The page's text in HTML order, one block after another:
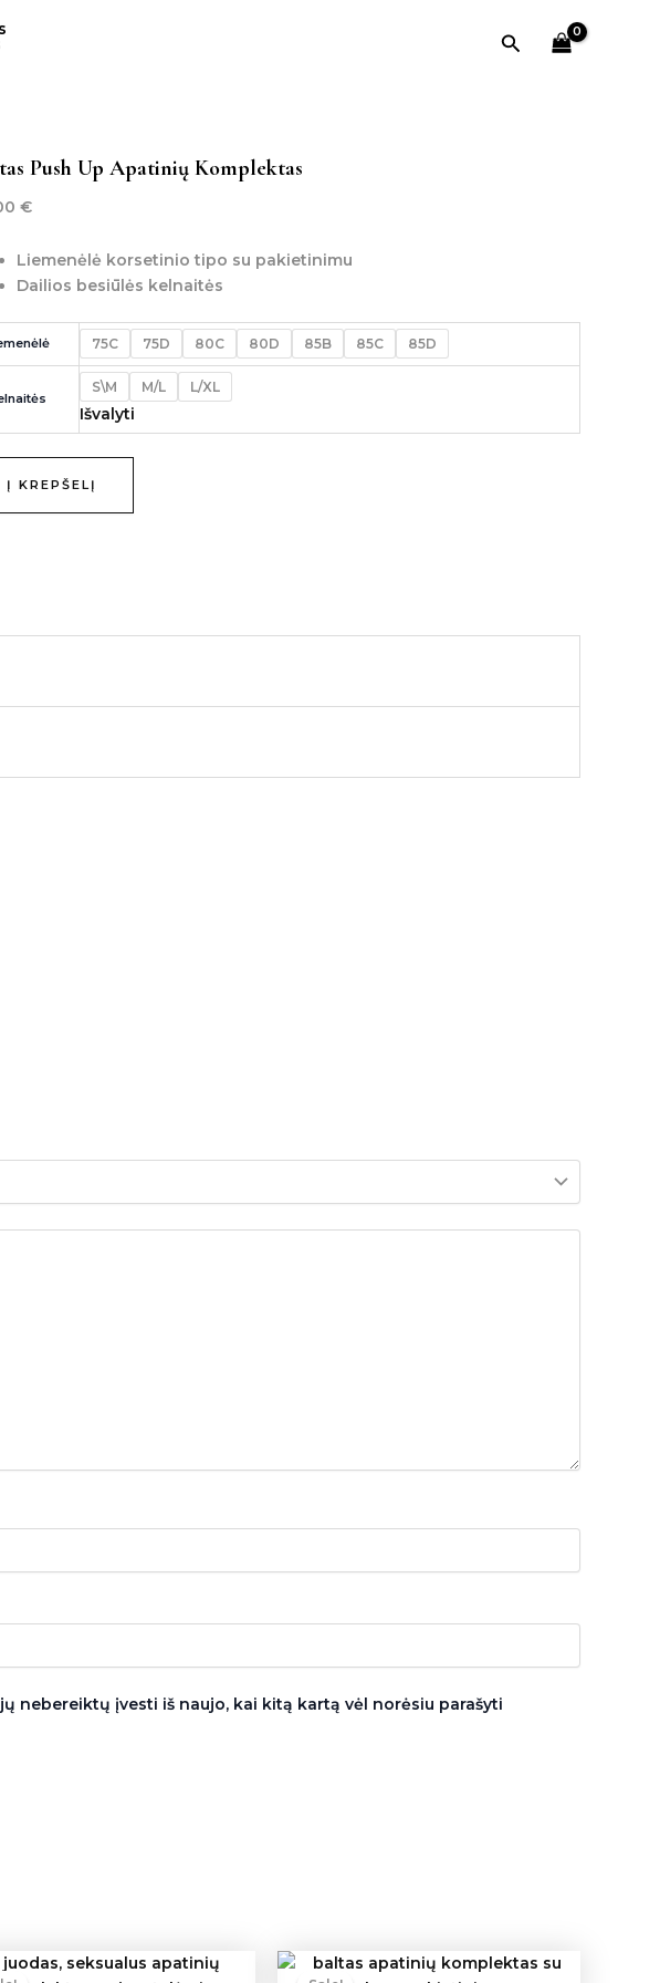
Paieška
Push Up Apatinių Komplektas
€
Liemenėlė korsetinio tipo su pakietinimu
Dailios besiūlės kelnaitės
75C 75D 80C 80D 85B 85C 85D
S\M M/L L/XL
Išvalyti
Į KREPŠELĮ
nebereiktų įvesti iš naujo, kai kitą kartą vėl norėsiu parašyti
OriginalCurrent
OriginalCurrent